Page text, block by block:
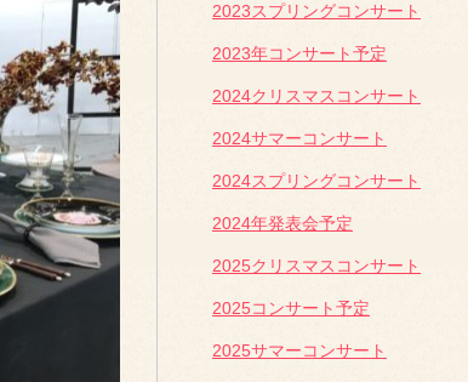
2023スプリングコンサート
2023年コンサート予定
2024クリスマスコンサート
2024サマーコンサート
2024スプリングコンサート
2024年発表会予定
2025クリスマスコンサート
2025コンサート予定
2025サマーコンサート